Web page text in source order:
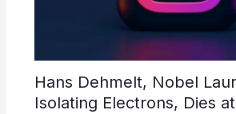
Hans Dehmelt, Nobel
Isolating Electrons, Dies